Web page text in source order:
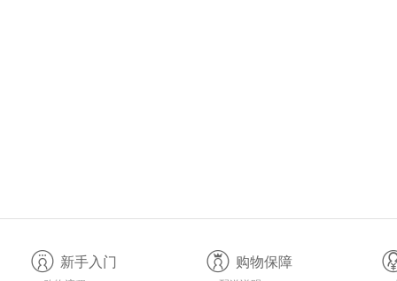
新手入门 购物保障